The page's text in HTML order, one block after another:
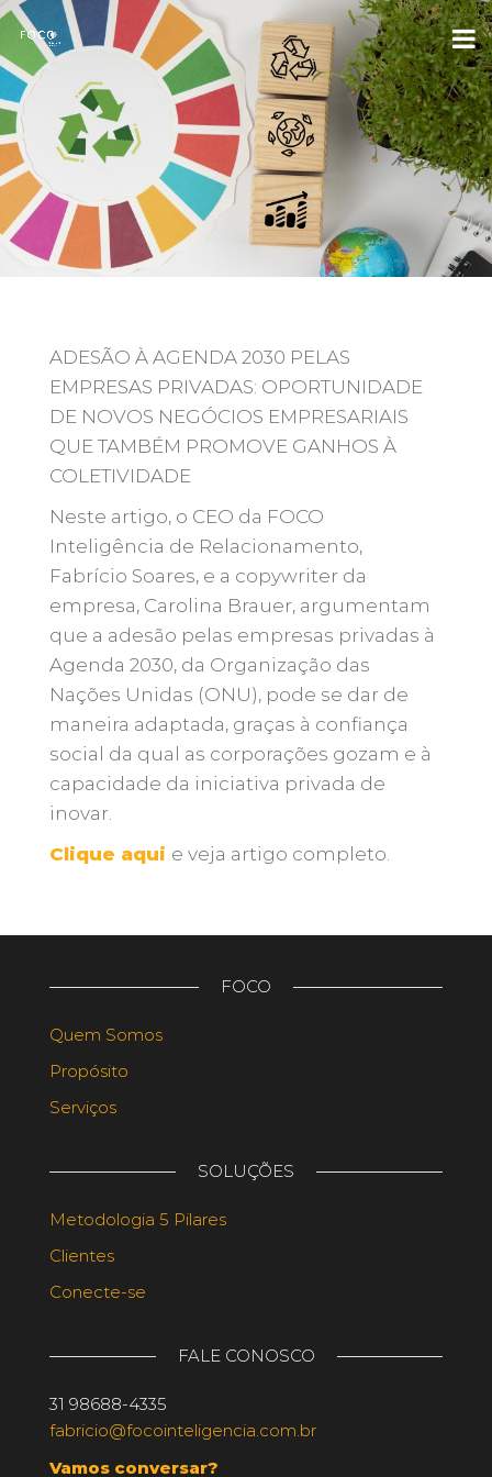
ADESÃO À AGENDA 2030 PELAS
EMPRESAS PRIVADAS: OPORTUNIDADE
DE NOVOS NEGÓCIOS EMPRESARIAIS
QUE TAMBÉM PROMOVE GANHOS À
COLETIVIDADE
Neste artigo, o CEO da FOCO
Inteligência de Relacionamento,
Fabrício Soares, e a copywriter da
empresa, Carolina Brauer, argumentam
que a adesão pelas empresas privadas à
Agenda 2030, da Organização das
Nações Unidas (ONU), pode se dar de
maneira adaptada, graças à confiança
social da qual as corporações gozam e à
capacidade da iniciativa privada de
inovar.
Clique aqui e veja artigo completo.
FOCO
Quem Somos
Propósito
Serviços
SOLUÇÕES
Metodologia 5 Pilares
Clientes
Conecte-se
FALE CONOSCO
31 98688-4335
fabricio@focointeligencia.com.br
Vamos conversar?